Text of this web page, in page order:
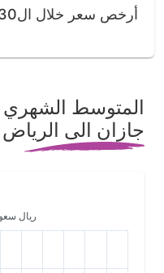
أرخص سعر خلال ال30 يومًا القادمة
المتوسط
جازان الى الرياض